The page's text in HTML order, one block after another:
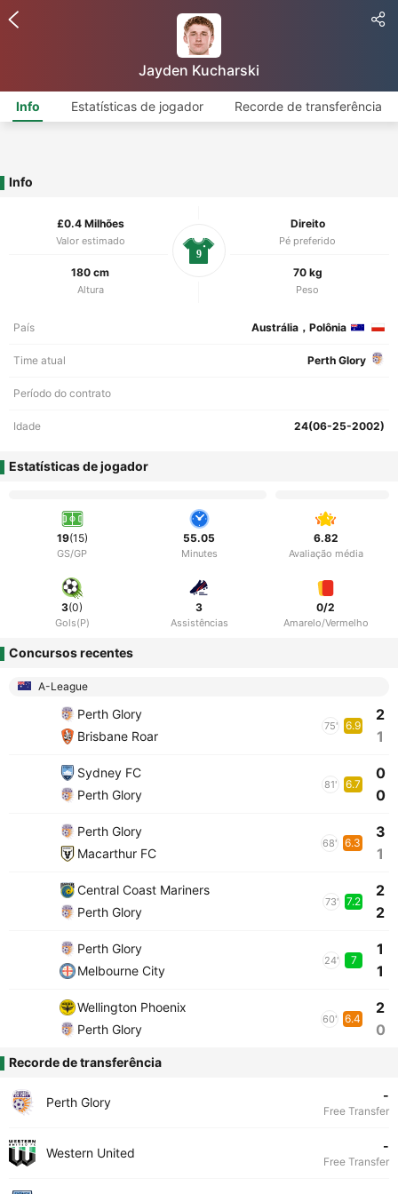
Jayden Kucharski
Info Estatísticas de jogador Recorde de transferência
Info
£0.4 Milhões
Valor estimado
Direito
Pé preferido
180 cm
Altura
70 kg
Peso
9
País Austrália，Polônia
Time atual Perth Glory
Período do contrato
Idade 24(06-25-2002)
Estatísticas de jogador
19(15)
GS/GP
55.05
Minutes
6.82
Avaliação média
3(0)
Gols(P)
3
Assistências
0/2
Amarelo/Vermelho
Concursos recentes
A-League
Perth Glory
Brisbane Roar
75' 6.9
2
1
Sydney FC
Perth Glory
81' 6.7
0
0
Perth Glory
Macarthur FC
68' 6.3
3
1
Central Coast Mariners
Perth Glory
73' 7.2
2
2
Perth Glory
Melbourne City
24' 7
1
1
Wellington Phoenix
Perth Glory
60' 6.4
2
0
Recorde de transferência
Perth Glory -
Free Transfer
Western United -
Free Transfer